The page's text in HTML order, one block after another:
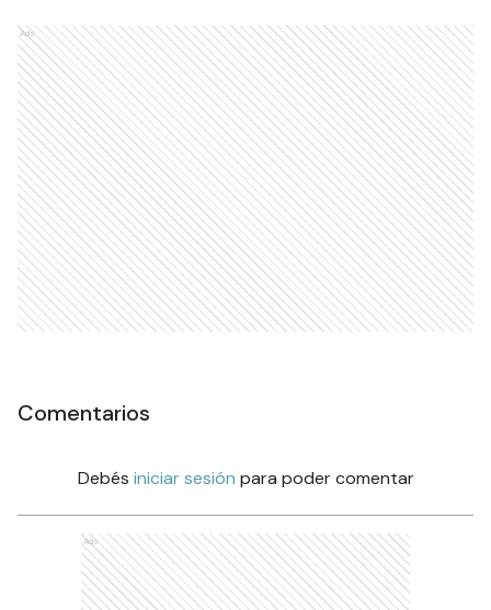
Ads
Comentarios
Debés iniciar sesión para poder comentar
Ads